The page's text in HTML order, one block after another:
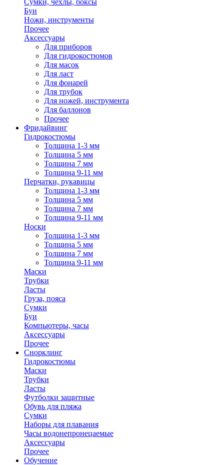
Сумки, чехлы, боксы
Буи
Ножи, инструменты
Прочее
Аксессуары
Для приборов
Для гидрокостюмов
Для масок
Для ласт
Для фонарей
Для трубок
Для ножей, инструмента
Для баллонов
Прочее
Фридайвинг
Гидрокостюмы
Толщина 1-3 мм
Толщина 5 мм
Толщина 7 мм
Толщина 9-11 мм
Перчатки, рукавицы
Толщина 1-3 мм
Толщина 5 мм
Толщина 7 мм
Толщина 9-11 мм
Носки
Толщина 1-3 мм
Толщина 5 мм
Толщина 7 мм
Толщина 9-11 мм
Маски
Трубки
Ласты
Груза, пояса
Сумки
Буи
Компьютеры, часы
Аксессуары
Прочее
Снорклинг
Гидрокостюмы
Маски
Трубки
Ласты
Футболки защитные
Обувь для пляжа
Сумки
Наборы для плавания
Часы водонепронецаемые
Аксессуары
Прочее
Обучение